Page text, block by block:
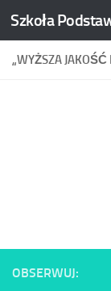
Skip to content
„WYŻSZA JAKOŚĆ
OBSERWUJ: